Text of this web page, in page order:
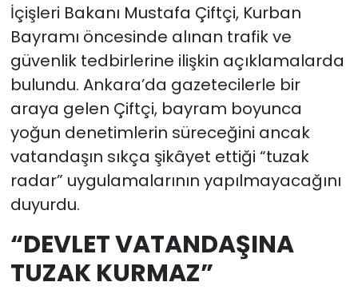
İçişleri Bakanı Mustafa Çiftçi, Kurban
Bayramı öncesinde alınan trafik ve
güvenlik tedbirlerine ilişkin açıklamalarda
bulundu. Ankara’da gazetecilerle bir
araya gelen Çiftçi, bayram boyunca
yoğun denetimlerin süreceğini ancak
vatandaşın sıkça şikâyet ettiği “tuzak
radar” uygulamalarının yapılmayacağını
duyurdu.
“DEVLET VATANDAŞINA
TUZAK KURMAZ”